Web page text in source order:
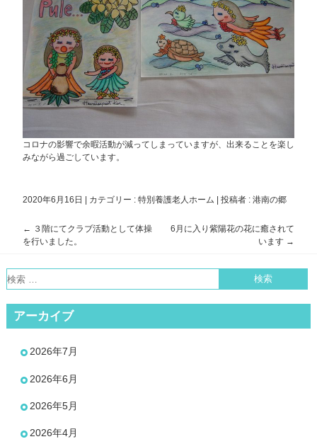
コロナの影響で余暇活動が減ってしまっていますが、出来ることを楽し
みながら過ごしています。
2020年6月16日 カテゴリー : 特別養護老人ホーム 投稿者 : 港南の郷
投
ナ
ビ
ゲ
ー
シ
ン
← ３階にてクラブ活動として体操
を行いました。
6月に入り紫陽花の花に癒されて
います →
アーカイブ
2026年7月
2026年6月
2026年5月
2026年4月